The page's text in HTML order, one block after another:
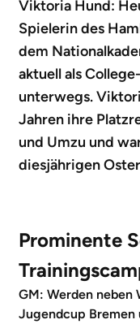
Viktoria Hund:
Spielerin des
dem
aktuell als
unterwegs.
Jahren ihre
und Umzu und
diesjährigen
Prominente
GM: Werden neben
Jugendcup Bremen